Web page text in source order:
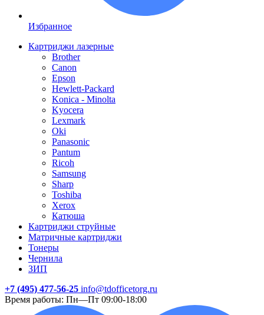
Избранное
Картриджи лазерные
Brother
Canon
Epson
Hewlett-Packard
Konica - Minolta
Kyocera
Lexmark
Oki
Panasonic
Pantum
Ricoh
Samsung
Sharp
Toshiba
Xerox
Катюша
Картриджи струйные
Матричные картриджи
Тонеры
Чернила
ЗИП
+7 (495) 477-56-25 info@tdofficetorg.ru
Время работы: Пн—Пт 09:00-18:00